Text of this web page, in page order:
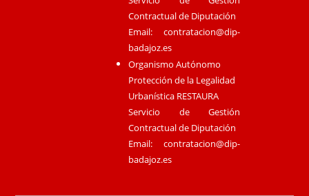
Contractual de Diputación
Email:contratacion@dip-
badajoz.es
Organismo Autónomo
Protección de la Legalidad
Urbanística RESTAURA
Servicio de Gestión
Contractual de Diputación
Email:contratacion@dip-
badajoz.es